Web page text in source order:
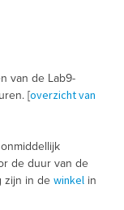
van de Lab9-
[overzicht van
de duur van de
zijn in de winkel in